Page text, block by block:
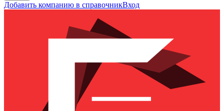
Добавить компанию в справочникВход